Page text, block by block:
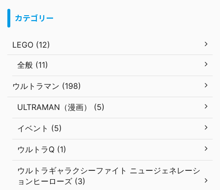
カテゴリー
LEGO (12)
全般 (11)
ウルトラマン (198)
ULTRAMAN（漫画） (5)
イベント (5)
ウルトラQ (1)
ウルトラギャラクシーファイト ニュージェネレーシ
ョンヒーローズ (3)